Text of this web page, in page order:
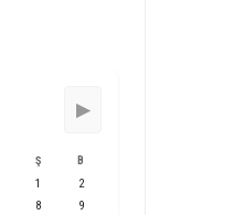
▶
Ş B
1
2
8
9